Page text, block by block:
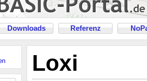
Downloads Referenz
Loxi